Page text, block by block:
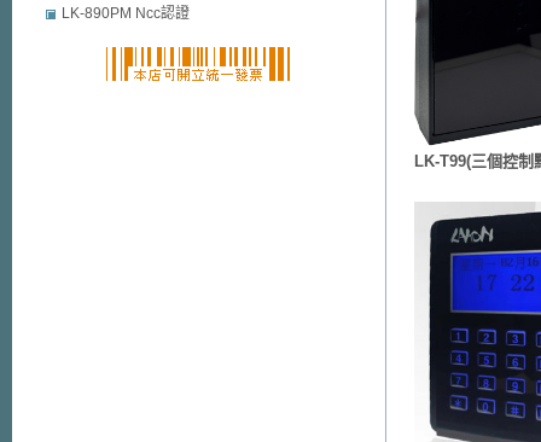
LK-T99(三個控制
LK-890PM Ncc認證